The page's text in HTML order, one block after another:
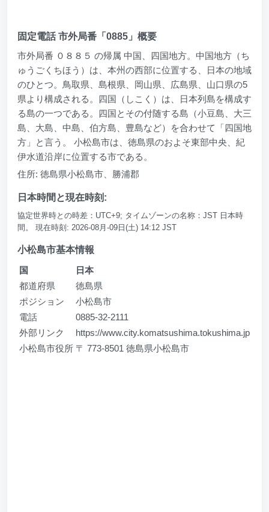
固定電話 市外局番「0885」概要
市外局番 ０８８５ の帰属 中国、四国地方。中国地方（ち
ゅうごくちほう）は、本州の西部に位置する、日本の地域
のひとつ。鳥取県、島根県、岡山県、広島県、山口県の5
県より構成される。四国（しこく）は、日本列島を構成す
る島の一つである。四国とその付随する島（小豆島、大三
島、大島、中島、伯方島、豊島など）を合わせて「四国地
方」と言う。 小松島市は、徳島県のおよそ東部中央、紀
伊水道沿岸に位置する市である。
住所: 徳島県小松島市、勝浦郡
日本時間と現在時刻:
協定世界時との時差：UTC+9; タイムゾーンの名称：JST 日本時
間。 現在時刻: 2026-08月-09日(土) 14:12 JST
小松島市基本情報
国
日本
都道府県
徳島県
ポジション
小松島市
電話
0885-32-2111
外部リンク
https://www.city.komatsushima.tokushima.jp
小松島市役所 〒 773-8501 徳島県小松島市